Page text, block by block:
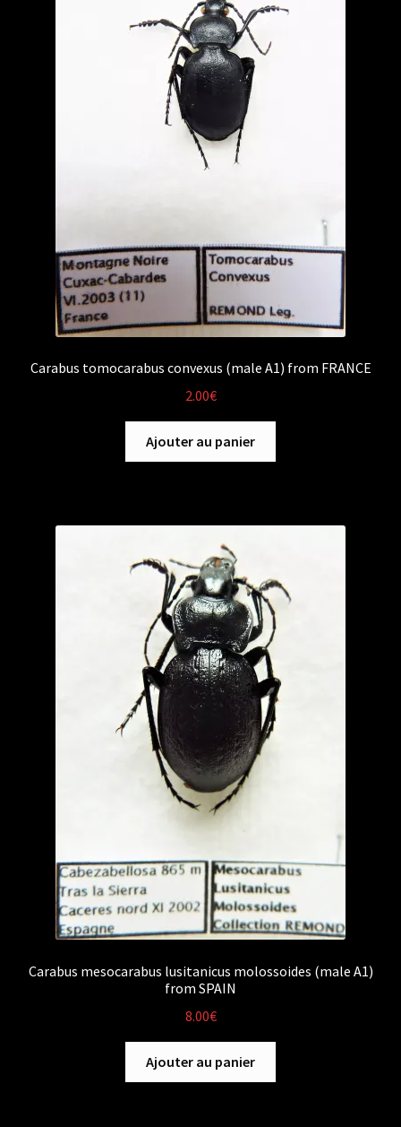
Carabus tomocarabus convexus (male A1) from FRANCE
2.00€
Ajouter au panier
Carabus mesocarabus lusitanicus molossoides (male A1)
from SPAIN
8.00€
Ajouter au panier